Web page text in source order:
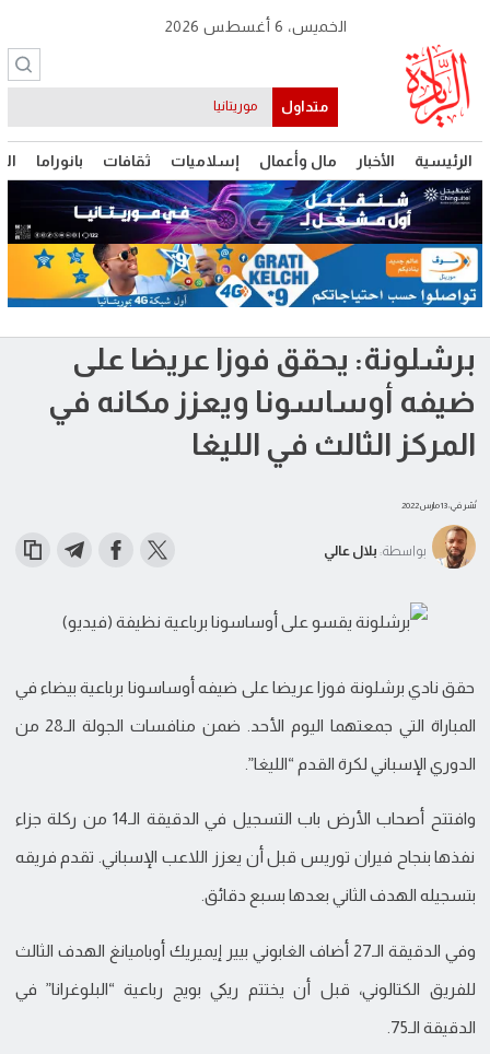
الرئيسية الأخبار مال وأعمال إسلاميات ثقافات بانوراما
الخميس، 6 أغسطس 2026
متداول موريتانيا
برشلونة: يحقق فوزا عريضا على
ضيفه أوساسونا ويعزز مكانه في
المركز الثالث في الليغا
نُشر في: 13 مارس 2022
بواسطة: بلال عالي
حقق نادي برشلونة فوزا عريضا على ضيفه أوساسونا برباعية بيضاء في
المباراة التي جمعتهما اليوم الأحد. ضمن منافسات الجولة الـ28 من
الدوري الإسباني لكرة القدم “الليغا”.
وافتتح أصحاب الأرض باب التسجيل في الدقيقة الـ14 من ركلة جزاء
نفذها بنجاح فيران توريس قبل أن يعزز اللاعب الإسباني. تقدم فريقه
بتسجيله الهدف الثاني بعدها بسبع دقائق.
وفي الدقيقة الـ27 أضاف الغابوني بيير إيميريك أوباميانغ الهدف الثالث
للفريق الكتالوني، قبل أن يختتم ريكي بويج رباعية “البلوغرانا” في
الدقيقة الـ75.